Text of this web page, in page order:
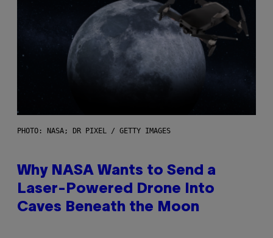
PHOTO: NASA; DR PIXEL / GETTY IMAGES
Why NASA Wants to Send a
Laser-Powered Drone Into
Caves Beneath the Moon